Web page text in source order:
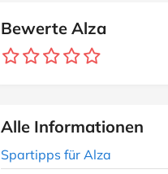
Bewerte Alza
Alle Informationen
Spartipps für Alza